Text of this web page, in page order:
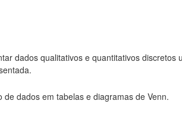
dados qualitativos e quantitativos discretos
dados em tabelas e diagramas de Venn.